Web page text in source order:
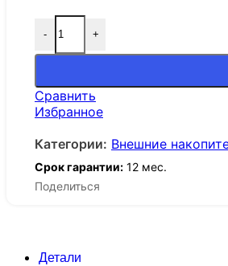
-
Количество товара
+
Сравнить
Избранное
Категории: Внешние
Срок гарантии: 12 мес.
Поделиться
Детали